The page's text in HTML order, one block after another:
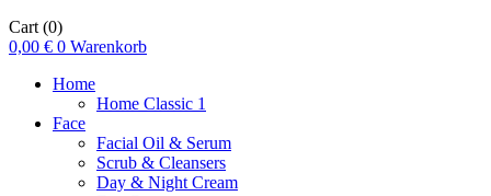
Cart (0)
0,00 € 0 Warenkorb
Home
Home Classic 1
Face
Facial Oil & Serum
Scrub & Cleansers
Day & Night Cream